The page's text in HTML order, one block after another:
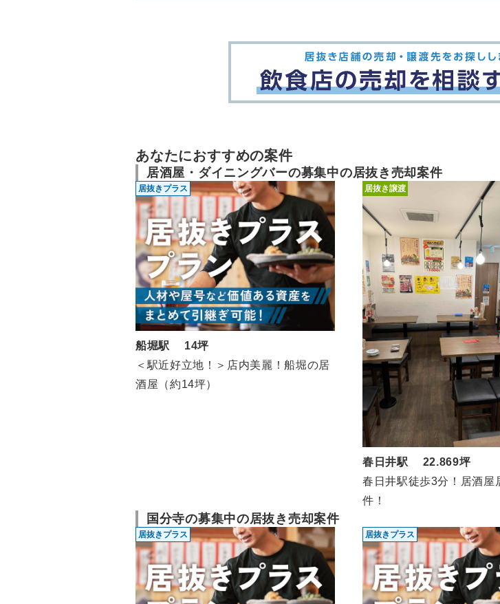
あなたにおすすめの案件
居酒屋・ダイニングバーの募集中の居抜き売却案件
居抜きプラス
船堀駅 14坪
＜駅近好立地！＞店内美麗！船堀の居
酒屋（約14坪）
居抜き譲渡
春日井駅 22.869坪
春日井駅徒歩3分！居酒屋
件！
国分寺の募集中の居抜き売却案件
居抜きプラス 居抜きプラス